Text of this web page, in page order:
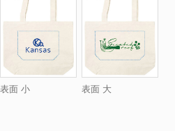
表面 小 表面 大